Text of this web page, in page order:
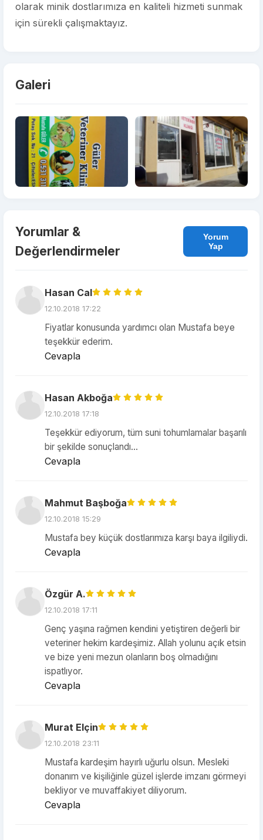
olarak minik dostlarımıza en kaliteli hizmeti sunmak
için sürekli çalışmaktayız.
Galeri
Yorumlar &
Değerlendirmeler
Yorum
Yap
Hasan Cal
12.10.2018 17:22
Fiyatlar konusunda yardımcı olan Mustafa beye
teşekkür ederim.
Cevapla
Hasan Akboğa
12.10.2018 17:18
Teşekkür ediyorum, tüm suni tohumlamalar başarılı
bir şekilde sonuçlandı...
Cevapla
Mahmut Başboğa
12.10.2018 15:29
Mustafa bey küçük dostlarımıza karşı baya ilgiliydi.
Cevapla
Özgür A.
12.10.2018 17:11
Genç yaşına rağmen kendini yetiştiren değerli bir
veteriner hekim kardeşimiz. Allah yolunu açık etsin
ve bize yeni mezun olanların boş olmadığını
ispatlıyor.
Cevapla
Murat Elçin
12.10.2018 23:11
Mustafa kardeşim hayırlı uğurlu olsun. Mesleki
donanım ve kişiliğinle güzel işlerde imzanı görmeyi
bekliyor ve muvaffakiyet diliyorum.
Cevapla